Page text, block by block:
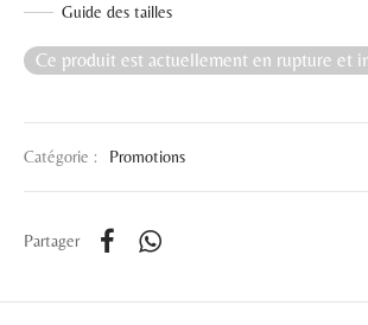
Guide des tailles
Ce produit est actuellement en rupture et
Catégorie : Promotions
Partager